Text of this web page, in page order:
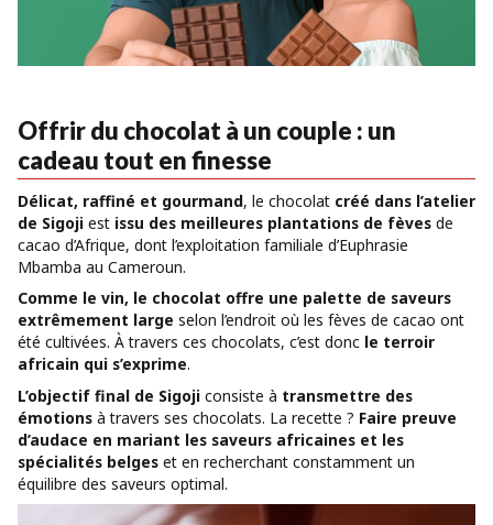
Offrir du chocolat à un couple : un
cadeau tout en finesse
Délicat, raffiné et gourmand, le chocolat créé dans l’atelier
de Sigoji est issu des meilleures plantations de fèves de
cacao d’Afrique, dont l’exploitation familiale d’Euphrasie
Mbamba au Cameroun.
Comme le vin, le chocolat offre une palette de saveurs
extrêmement large selon l’endroit où les fèves de cacao ont
été cultivées. À travers ces chocolats, c’est donc le terroir
africain qui s’exprime.
L’objectif final de Sigoji consiste à transmettre des
émotions à travers ses chocolats. La recette ? Faire preuve
d’audace en mariant les saveurs africaines et les
spécialités belges et en recherchant constamment un
équilibre des saveurs optimal.